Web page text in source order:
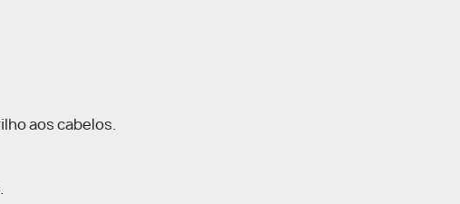
aos cabelos.